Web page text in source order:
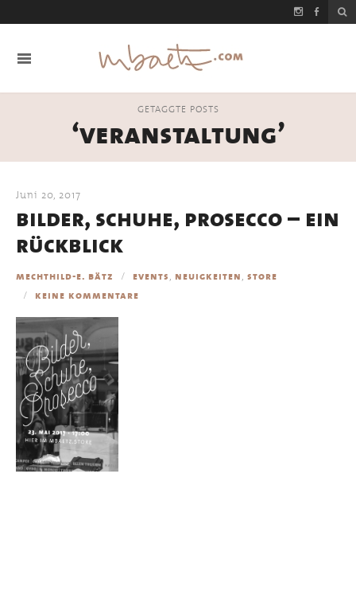
GETAGGTE POSTS
‘veranstaltung’
Juni 20, 2017
bilder, schuhe, prosecco – ein
rückblick
mechthild-e. bätz events, neuigkeiten, store
keine kommentare